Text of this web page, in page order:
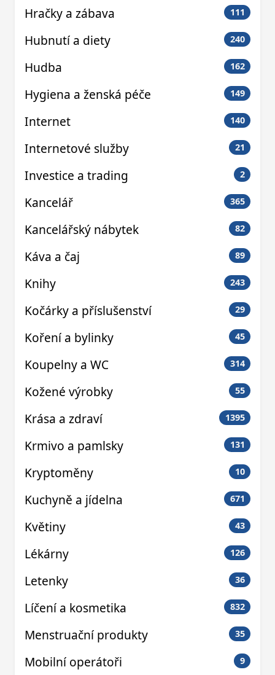
Hračky a zábava 111
Hubnutí a diety 240
Hudba 162
Hygiena a ženská péče 149
Internet 140
Internetové služby 21
Investice a trading 2
Kancelář 365
Kancelářský nábytek 82
Káva a čaj 89
Knihy 243
Kočárky a příslušenství 29
Koření a bylinky 45
Koupelny a WC 314
Kožené výrobky 55
Krása a zdraví 1395
Krmivo a pamlsky 131
Kryptoměny 10
Kuchyně a jídelna 671
Květiny 43
Lékárny 126
Letenky 36
Líčení a kosmetika 832
Menstruační produkty 35
Mobilní operátoři 9